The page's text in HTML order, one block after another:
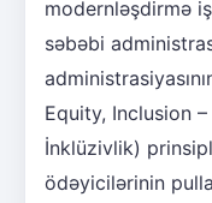
modernləşdirmə
səbəbi
Equity, Inclusion
İnklüzivlik)
ödəyicilərinin